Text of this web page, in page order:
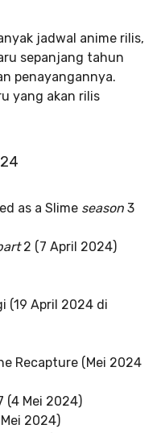
jadwal anime rilis,
sepanjang tahun
penayangannya.
yang akan rilis
as a Slime season 3
2 (7 April 2024)
(19 April 2024 di
Recapture (Mei 2024
(4 Mei 2024)
Mei 2024)